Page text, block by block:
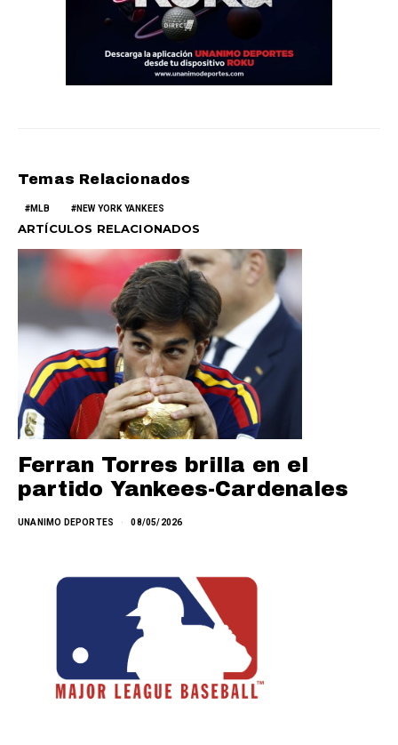
Temas Relacionados
MLB NEW YORK YANKEES
ARTÍCULOS RELACIONADOS
Ferran Torres brilla en el
partido Yankees-Cardenales
UNANIMO DEPORTES 08/05/2026